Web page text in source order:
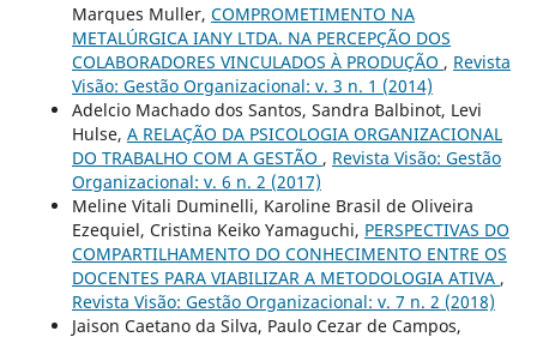
Marques Muller, COMPROMETIMENTO NA
METALÚRGICA IANY LTDA. NA PERCEPÇÃO DOS
COLABORADORES VINCULADOS À PRODUÇÃO , Revista
Visão: Gestão Organizacional: v. 3 n. 1 (2014)
Adelcio Machado dos Santos, Sandra Balbinot, Levi
Hulse, A RELAÇÃO DA PSICOLOGIA ORGANIZACIONAL
DO TRABALHO COM A GESTÃO , Revista Visão: Gestão
Organizacional: v. 6 n. 2 (2017)
Meline Vitali Duminelli, Karoline Brasil de Oliveira
Ezequiel, Cristina Keiko Yamaguchi, PERSPECTIVAS DO
COMPARTILHAMENTO DO CONHECIMENTO ENTRE OS
DOCENTES PARA VIABILIZAR A METODOLOGIA ATIVA ,
Revista Visão: Gestão Organizacional: v. 7 n. 2 (2018)
Jaison Caetano da Silva, Paulo Cezar de Campos,